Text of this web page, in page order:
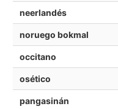
neerlandés
noruego bokmal
occitano
osético
pangasinán